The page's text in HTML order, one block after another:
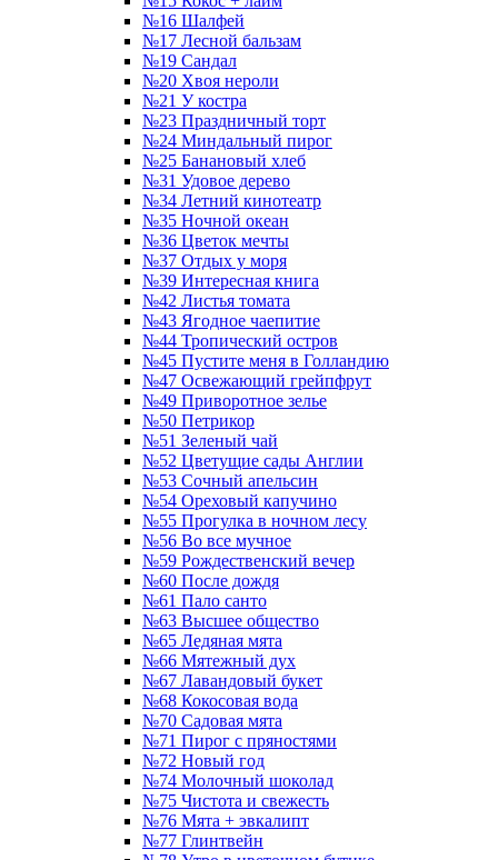
№16 Шалфей
№17 Лесной бальзам
№19 Сандал
№20 Хвоя нероли
№21 У костра
№23 Праздничный торт
№24 Миндальный пирог
№25 Банановый хлеб
№31 Удовое дерево
№34 Летний кинотеатр
№35 Ночной океан
№36 Цветок мечты
№37 Отдых у моря
№39 Интересная книга
№42 Листья томата
№43 Ягодное чаепитие
№44 Тропический остров
№45 Пустите меня в Голландию
№47 Освежающий грейпфрут
№49 Приворотное зелье
№50 Петрикор
№51 Зеленый чай
№52 Цветущие сады Англии
№53 Сочный апельсин
№54 Ореховый капучино
№55 Прогулка в ночном лесу
№56 Во все мучное
№59 Рождественский вечер
№60 После дождя
№61 Пало санто
№63 Высшее общество
№65 Ледяная мята
№66 Мятежный дух
№67 Лавандовый букет
№68 Кокосовая вода
№70 Садовая мята
№71 Пирог с пряностями
№72 Новый год
№74 Молочный шоколад
№75 Чистота и свежесть
№76 Мята + эвкалипт
№77 Глинтвейн